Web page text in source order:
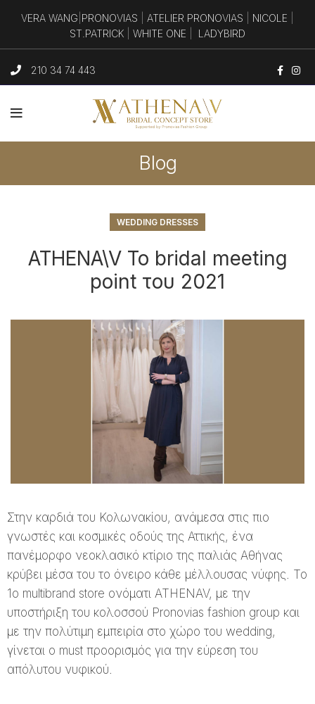
210 34 74 443
Blog
WEDDING DRESSES
ATHENA\V Το bridal meeting
point του 2021
Στην καρδιά του Κολωνακίου, ανάμεσα στις πιο
γνωστές και κοσμικές οδούς της Αττικής, ένα
πανέμορφο νεοκλασικό κτίριο της παλιάς Αθήνας
κρύβει μέσα του το όνειρο κάθε μέλλουσας νύφης. Το
1o multibrand store ονόματι ATHENAV, με την
υποστήριξη του κολοσσού Pronovias fashion group και
με την πολύτιμη εμπειρία στο χώρο του wedding,
γίνεται ο must προορισμός για την εύρεση του
απόλυτου νυφικού.
VERA WANG PRONOVIAS ATELIER PRONOVIAS NICOLE
ST.PATRICK
WHITE ONE LADYBIRD